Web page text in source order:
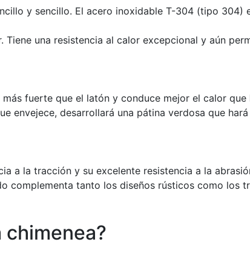
y sencillo. El acero inoxidable T-304 (tipo 304)
una resistencia al calor excepcional y aún
fuerte que el latón y conduce mejor el calor
envejece, desarrollará una pátina verdosa que
a la tracción y su excelente resistencia a la
complementa tanto los diseños rústicos como los
chimenea?